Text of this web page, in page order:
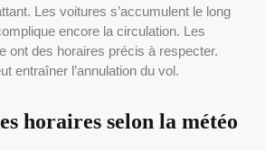
Les voitures s’accumulent le long
encore la circulation. Les
ont des horaires précis à respecter.
entraîner l’annulation du vol.
horaires selon la météo